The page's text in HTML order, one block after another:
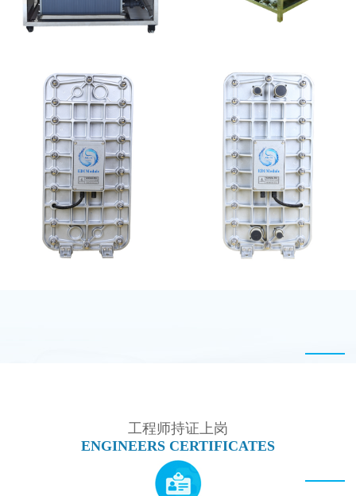
MK-TC500 EDI设备维
修
EDI设备维修
工程师持证上岗
ENGINEERS CERTIFICATES